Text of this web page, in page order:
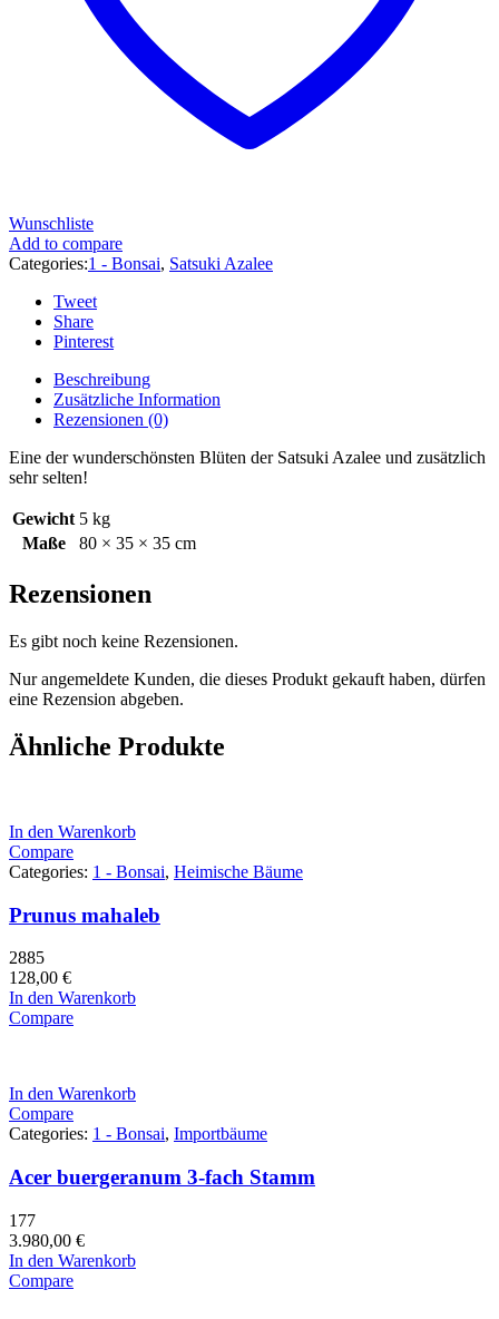
Wunschliste
Add to compare
Categories:1 - Bonsai, Satsuki Azalee
Tweet
Share
Pinterest
Beschreibung
Zusätzliche Information
Rezensionen (0)
Eine der wunderschönsten Blüten der Satsuki Azalee und zusätzlich
sehr selten!
Gewicht 5 kg
Maße
80 × 35 × 35 cm
Rezensionen
Es gibt noch keine Rezensionen.
Nur angemeldete Kunden, die dieses Produkt gekauft haben, dürfen
eine Rezension abgeben.
Ähnliche Produkte
In den Warenkorb
Compare
Categories: 1 - Bonsai, Heimische Bäume
Prunus mahaleb
2885
128,00 €
In den Warenkorb
Compare
In den Warenkorb
Compare
Categories: 1 - Bonsai, Importbäume
Acer buergeranum 3-fach Stamm
177
3.980,00 €
In den Warenkorb
Compare